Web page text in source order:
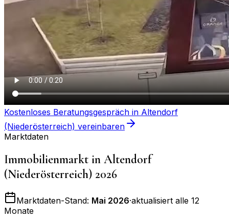
Kostenloses Beratungsgespräch in Altendorf
(Niederösterreich) vereinbaren
Marktdaten
Immobilienmarkt in Altendorf
(Niederösterreich) 2026
Marktdaten-Stand: Mai 2026·aktualisiert alle 12
Monate